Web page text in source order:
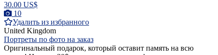
30.00 US$
10
Удалить из избранного
United Kingdom
Портреты по фото на заказ
Оригинальный подарок, который оставит память на всю